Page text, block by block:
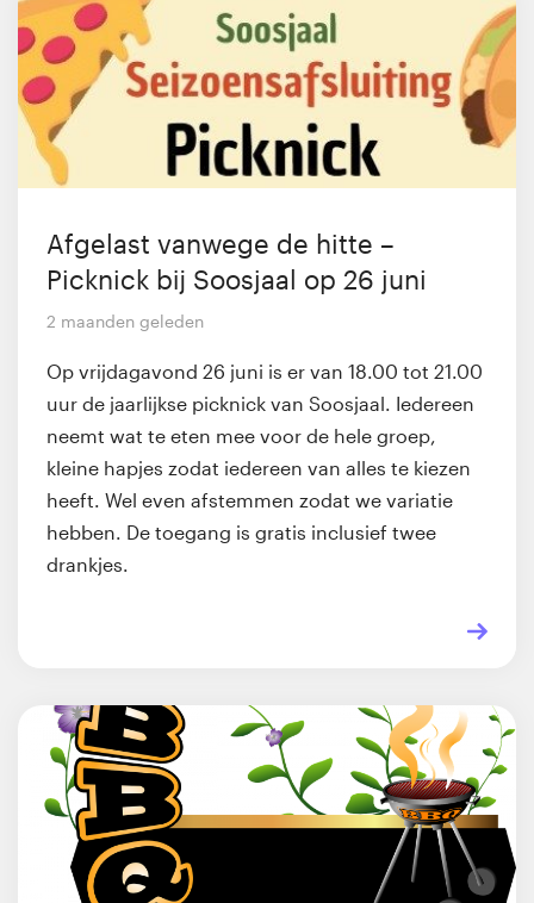
Afgelast vanwege de hitte –
Picknick bij Soosjaal op 26 juni
2 maanden geleden
Op vrijdagavond 26 juni is er van 18.00 tot 21.00
uur de jaarlijkse picknick van Soosjaal. Iedereen
neemt wat te eten mee voor de hele groep,
kleine hapjes zodat iedereen van alles te kiezen
heeft. Wel even afstemmen zodat we variatie
hebben. De toegang is gratis inclusief twee
drankjes.